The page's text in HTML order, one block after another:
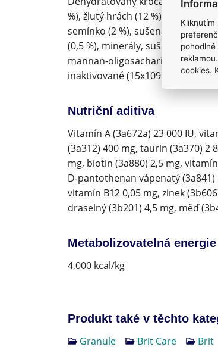
%), žlutý hrách (12 %), cizrna (8
semínko (2 %), sušená jablka (2
(0,5 %), minerály, sušený rakytník
mannan-oligosacharidy (0,02 %),
inaktivované (15x109buněk/kg).
Nutriční aditiva
Vitamín A (3a672a) 23 000 IU,
(3a312) 400 mg, taurin (3a370) 2
mg, biotin (3a880) 2,5 mg,
D-pantothenan vápenatý (3a841)
vitamín B12 0,05 mg, zinek
draselný (3b201) 4,5 mg, měď
Metabolizovatelná energie
4,000 kcal/kg
Produkt také v těchto
Granule
Brit Care Brit
Kliknutím
cookies.